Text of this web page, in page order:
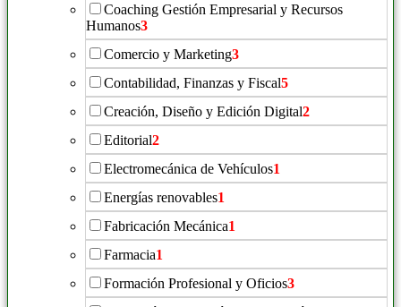
Coaching Gestión Empresarial y Recursos
Humanos3
Comercio y Marketing3
Contabilidad, Finanzas y Fiscal5
Creación, Diseño y Edición Digital2
Editorial2
Electromecánica de Vehículos1
Energías renovables1
Fabricación Mecánica1
Farmacia1
Formación Profesional y Oficios3